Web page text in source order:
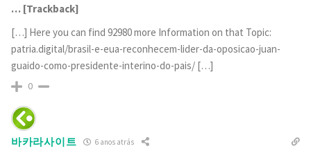
… [Trackback]
[…] Here you can find 92980 more Information on that Topic:
patria.digital/brasil-e-eua-reconhecem-lider-da-oposicao-juan-
guaido-como-presidente-interino-do-pais/ […]
0
바카라사이트 6 anos atrás